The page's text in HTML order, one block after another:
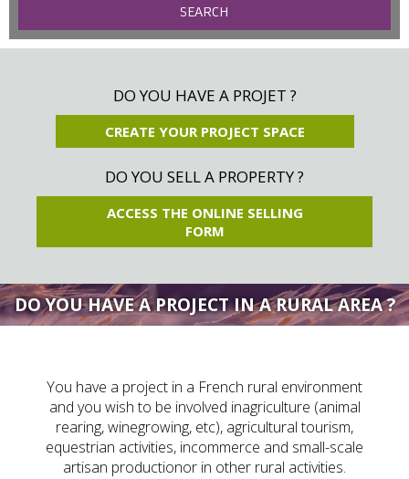
DO YOU HAVE A PROJET ?
CREATE YOUR PROJECT SPACE
DO YOU SELL A PROPERTY ?
ACCESS THE ONLINE SELLING
FORM
DO YOU HAVE A PROJECT IN A RURAL AREA ?
You have a project in a French rural environment
and you wish to be involved inagriculture (animal
rearing, winegrowing, etc), agricultural tourism,
equestrian activities, incommerce and small-scale
artisan productionor in other rural activities.